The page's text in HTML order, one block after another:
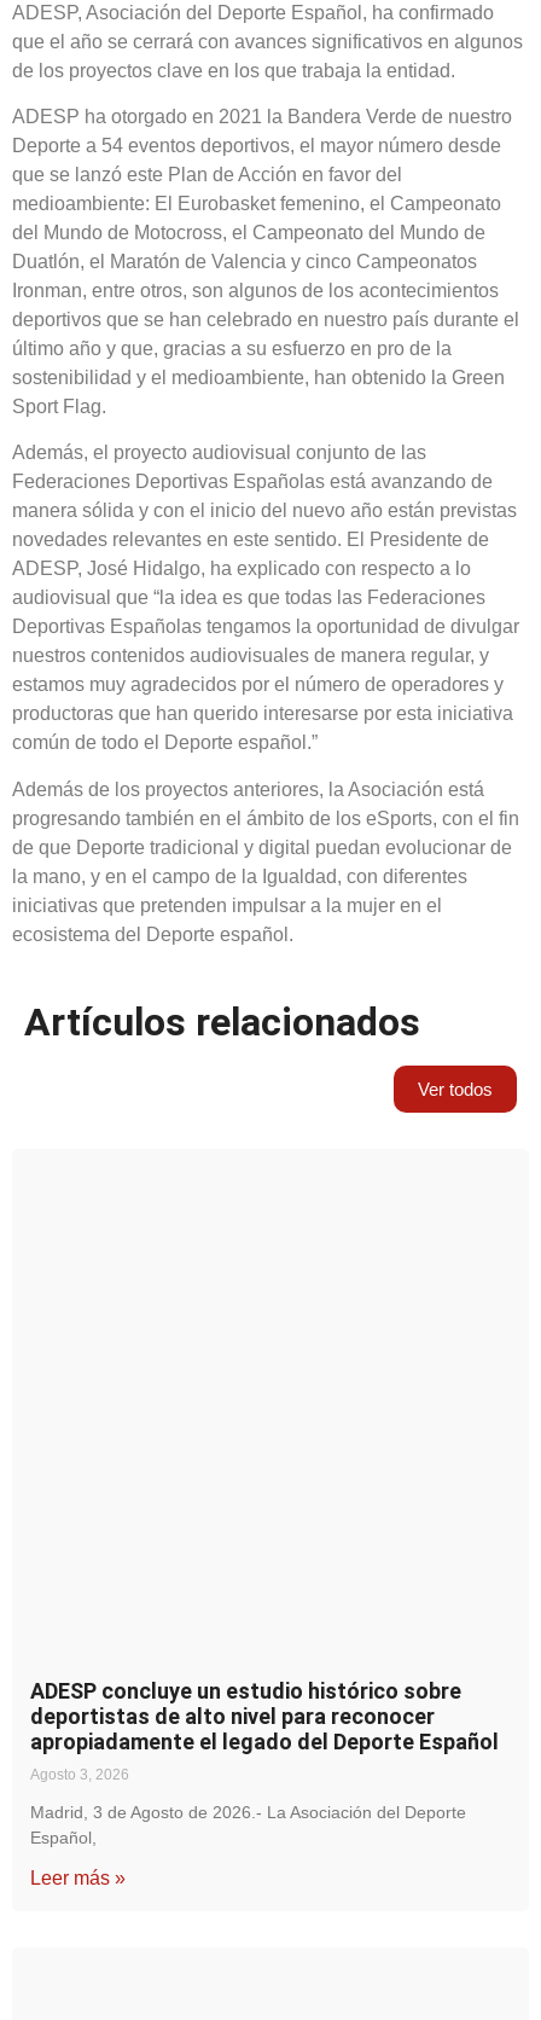
ADESP, Asociación del Deporte Español, ha confirmado
que el año se cerrará con avances significativos en algunos
de los proyectos clave en los que trabaja la entidad.
ADESP ha otorgado en 2021 la Bandera Verde de nuestro
Deporte a 54 eventos deportivos, el mayor número desde
que se lanzó este Plan de Acción en favor del
medioambiente: El Eurobasket femenino, el Campeonato
del Mundo de Motocross, el Campeonato del Mundo de
Duatlón, el Maratón de Valencia y cinco Campeonatos
Ironman, entre otros, son algunos de los acontecimientos
deportivos que se han celebrado en nuestro país durante el
último año y que, gracias a su esfuerzo en pro de la
sostenibilidad y el medioambiente, han obtenido la Green
Sport Flag.
Además, el proyecto audiovisual conjunto de las
Federaciones Deportivas Españolas está avanzando de
manera sólida y con el inicio del nuevo año están previstas
novedades relevantes en este sentido. El Presidente de
ADESP, José Hidalgo, ha explicado con respecto a lo
audiovisual que “la idea es que todas las Federaciones
Deportivas Españolas tengamos la oportunidad de divulgar
nuestros contenidos audiovisuales de manera regular, y
estamos muy agradecidos por el número de operadores y
productoras que han querido interesarse por esta iniciativa
común de todo el Deporte español.”
Además de los proyectos anteriores, la Asociación está
progresando también en el ámbito de los eSports, con el fin
de que Deporte tradicional y digital puedan evolucionar de
la mano, y en el campo de la Igualdad, con diferentes
iniciativas que pretenden impulsar a la mujer en el
ecosistema del Deporte español.
Artículos relacionados
Ver todos
ADESP concluye un estudio histórico sobre
deportistas de alto nivel para reconocer
apropiadamente el legado del Deporte Español
Agosto 3, 2026
Madrid, 3 de Agosto de 2026.- La Asociación del Deporte
Español,
Leer más »